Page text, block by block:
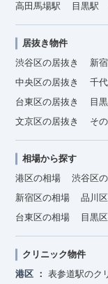
高田馬場駅
目黒駅
居抜き物件
渋谷区の居抜き
新
中央区の居抜き
千
台東区の居抜き
目
文京区の居抜き
そ
相場から探す
港区の相場
渋谷区
新宿区の相場
品川
台東区の相場
目黒
クリニック物件
港区
表参道駅のク